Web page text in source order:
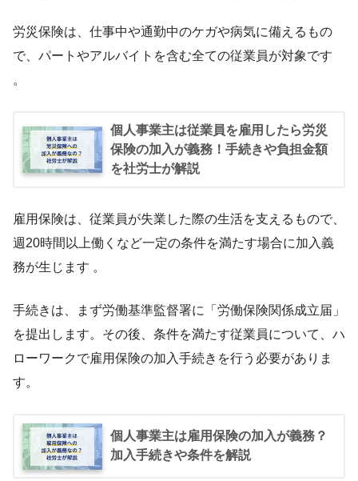
労災保険は、仕事中や通勤中のケガや病気に備えるもの
で、パートやアルバイトを含む全ての従業員が対象です
。
個人事業主は従業員を雇用したら労災
保険の加入が義務！手続きや負担金額
を社労士が解説
雇用保険は、従業員が失業した際の生活を支えるもので、
週20時間以上働くなど一定の条件を満たす場合に加入義
務が生じます 。
手続きは、まず労働基準監督署に「労働保険関係成立届」
を提出します。その後、条件を満たす従業員について、ハ
ローワークで雇用保険の加入手続きを行う必要がありま
す。
個人事業主は雇用保険の加入が義務？
加入手続きや条件を解説